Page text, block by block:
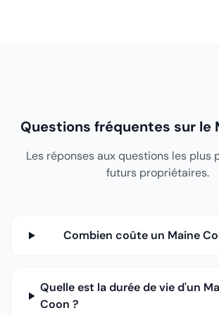
Questions fréquentes sur le
Les réponses aux questions les plus
futurs propriétaires.
Combien coûte un Maine
Quelle est la durée de vie d'un
Coon ?